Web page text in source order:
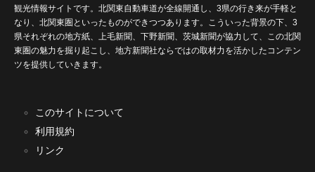
観光情報サイトです。北関東自動車道が全線開通し、3県の行き来が手軽と
なり、北関東圏といったものができつつあります。こういった背景の下、3
県それぞれの地方紙、上毛新聞、下野新聞、茨城新聞が協力して、この北関
東圏の魅力を掘り起こし、地方新聞社ならではの取材力を活かしたコンテン
ツを提供していきます。
このサイトについて
利用規約
リンク